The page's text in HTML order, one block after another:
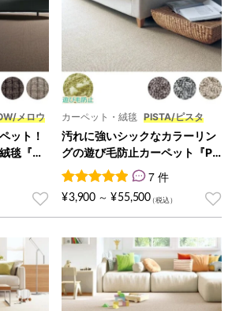
メロウ
ット！
毯『M
く5段階評価のうち、5.00点
カーペット・絨毯 PISTA/ピスタ
汚れに強いシックなカラーリン
グの遊び毛防止カーペット『PI
STA/ピスタ』
7
件の利用者評価に基づく5段
7 件
¥3,900 ～ ¥55,500